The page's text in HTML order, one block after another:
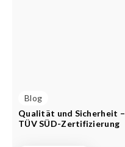
Blog
Qualität und Sicherheit –
TÜV SÜD-Zertifizierung